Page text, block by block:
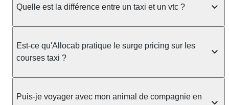
taxi berline accueille en général jusqu'à 3 bagages
ou nombreux, précisez-le dans le champ "Message
au chauffeur" lors de la réservation. Le prix n'est
pas impacté par le nombre de bagages.
Quelle est la différence entre un taxi et un vtc ?
prendre en charge directement dans la rue, à une
station ou sur réservation, avec un tarif au
réservation et propose un prix fixe annoncé à
l'avance. Chez Allocab, réservez facilement votre
Est-ce qu'Allocab pratique le surge pricing sur les
courses taxi ?
réglementation préfectorale et suit un barème
Puis-je voyager avec mon animal de compagnie en